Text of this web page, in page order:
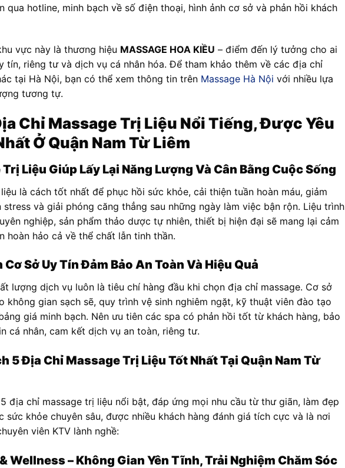
qua hotline, minh bạch về số điện thoại, hình ảnh cơ sở và phản hồi khách
vực này là thương hiệu MASSAGE HOA KIỀU – điểm đến lý tưởng cho ai
tín, riêng tư và dịch vụ cá nhân hóa. Để tham khảo thêm về các địa chỉ
tại Hà Nội, bạn có thể xem thông tin trên Massage Hà Nội với nhiều lựa
tương tự.
Chỉ Massage Trị Liệu Nổi Tiếng, Được Yêu
Ở Quận Nam Từ Liêm
Liệu Giúp Lấy Lại Năng Lượng Và Cân Bằng Cuộc Sống
là cách tốt nhất để phục hồi sức khỏe, cải thiện tuần hoàn máu, giảm
stress và giải phóng căng thẳng sau những ngày làm việc bận rộn. Liệu trình
nghiệp, sản phẩm thảo dược tự nhiên, thiết bị hiện đại sẽ mang lại cảm
hoàn hảo cả về thể chất lẫn tinh thần.
Cơ Sở Uy Tín Đảm Bảo An Toàn Và Hiệu Quả
lượng dịch vụ luôn là tiêu chí hàng đầu khi chọn địa chỉ massage. Cơ sở
không gian sạch sẽ, quy trình vệ sinh nghiêm ngặt, kỹ thuật viên đào tạo
giá minh bạch. Nên ưu tiên các spa có phản hồi tốt từ khách hàng, bảo
cá nhân, cam kết dịch vụ an toàn, riêng tư.
5 Địa Chỉ Massage Trị Liệu Tốt Nhất Tại Quận Nam Từ
địa chỉ massage trị liệu nổi bật, đáp ứng mọi nhu cầu từ thư giãn, làm đẹp
sức khỏe chuyên sâu, được nhiều khách hàng đánh giá tích cực và là nơi
viên KTV lành nghề:
Wellness – Không Gian Yên Tĩnh, Trải Nghiệm Chăm Sóc